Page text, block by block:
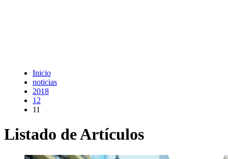
Inicio
noticias
2018
12
11
Listado de Artículos